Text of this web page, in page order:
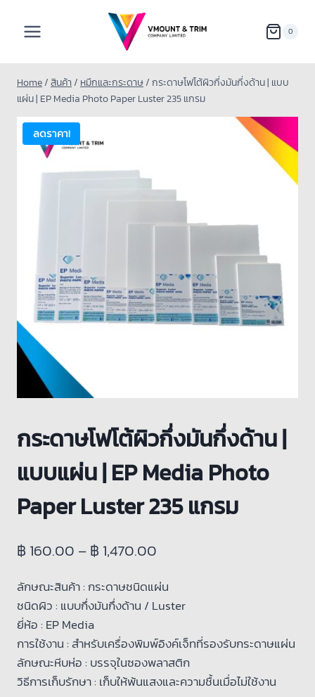
0
Home/สินค้า/ หมึกและกระดาษ/กระดาษโฟโต้ผิวกึ่งมันกึ่งด้าน | แบบ
แผ่น | EP Media Photo Paper Luster 235 แกรม
ลดราคา!
กระดาษโฟโต้ผิวกึ่งมันกึ่งด้าน |
แบบแผ่น | EP Media Photo
Paper Luster 235 แกรม
฿ 160.00 –฿ 1,470.00
ลักษณะสินค้า :กระดาษชนิดแผ่น
ชนิดผิว : แบบกึ่งมันกึ่งด้าน / Luster
ยี่ห้อ : EP Media
การใช้งาน : สำหรับเครื่องพิมพ์อิงค์เจ็ทที่รองรับกระดาษแผ่น
ลักษณะหีบห่อ : บรรจุในซองพลาสติก
วิธีการเก็บรักษา : เก็บให้พ้นแสงและความชื้นเมื่อไม่ใช้งาน